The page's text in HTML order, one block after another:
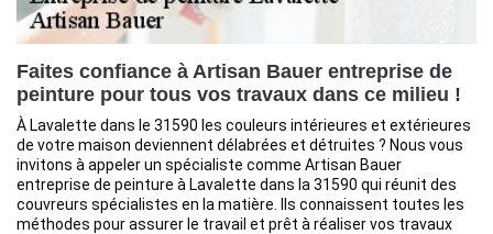
Faites confiance à Artisan Bauer entreprise de
peinture pour tous vos travaux dans ce milieu !
À Lavalette dans le 31590 les couleurs intérieures et extérieures
de votre maison deviennent délabrées et détruites ? Nous vous
invitons à appeler un spécialiste comme Artisan Bauer
entreprise de peinture à Lavalette dans la 31590 qui réunit des
couvreurs spécialistes en la matière. Ils connaissent toutes les
méthodes pour assurer le travail et prêt à réaliser vos travaux